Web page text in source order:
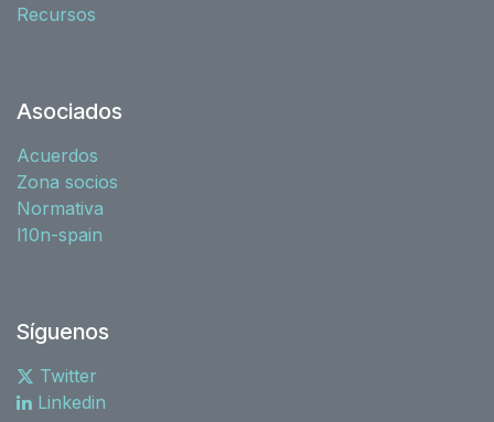
Recursos
Asociados
Acuerdos
Zona socios
Normativa
l10n-spain
Síguenos
Twitter
Linkedin